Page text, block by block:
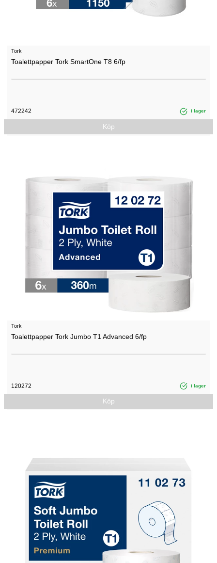
Tork
Toalettpapper Tork SmartOne T8 6/fp
472242 i lager
Köp
Tork
Toalettpapper Tork Jumbo T1 Advanced 6/fp
120272 i lager
Köp